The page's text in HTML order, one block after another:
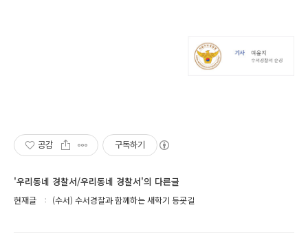
공감 구독하기
'우리동네 경찰서/우리동네 경찰서'의 다른글
현재글 (수서) 수서경찰과 함께하는 새학기 등굣길